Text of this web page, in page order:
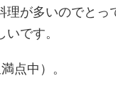
理が多いのでとっ
です。
点中）。